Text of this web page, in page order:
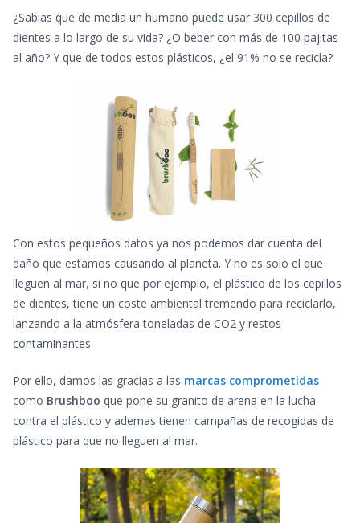
¿Sabias que de media un humano puede usar 300 cepillos de
dientes a lo largo de su vida? ¿O beber con más de 100 pajitas
al año? Y que de todos estos plásticos, ¿el 91% no se recicla?
Con estos pequeños datos ya nos podemos dar cuenta del
daño que estamos causando al planeta. Y no es solo el que
lleguen al mar, si no que por ejemplo, el plástico de los cepillos
de dientes, tiene un coste ambiental tremendo para reciclarlo,
lanzando a la atmósfera toneladas de CO2 y restos
contaminantes.
Por ello, damos las gracias a las marcas comprometidas
como Brushboo que pone su granito de arena en la lucha
contra el plástico y ademas tienen campañas de recogidas de
plástico para que no lleguen al mar.